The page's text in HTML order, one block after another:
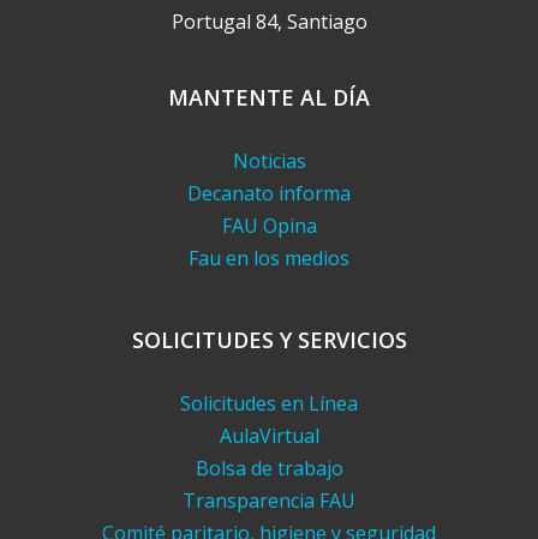
Portugal 84, Santiago
MANTENTE AL DÍA
Noticias
Decanato informa
FAU Opina
Fau en los medios
SOLICITUDES Y SERVICIOS
Solicitudes en Línea
AulaVirtual
Bolsa de trabajo
Transparencia FAU
Comité paritario, higiene y seguridad